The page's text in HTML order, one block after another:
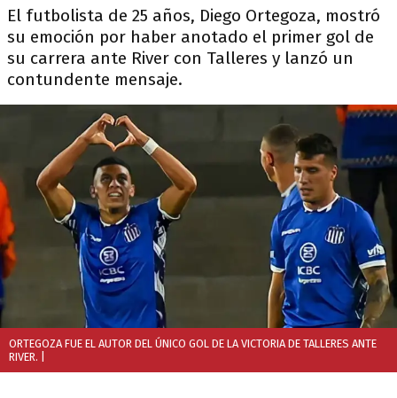
El futbolista de 25 años, Diego Ortegoza, mostró
su emoción por haber anotado el primer gol de
su carrera ante River con Talleres y lanzó un
contundente mensaje.
ORTEGOZA FUE EL AUTOR DEL ÚNICO GOL DE LA VICTORIA DE TALLERES ANTE
RIVER.